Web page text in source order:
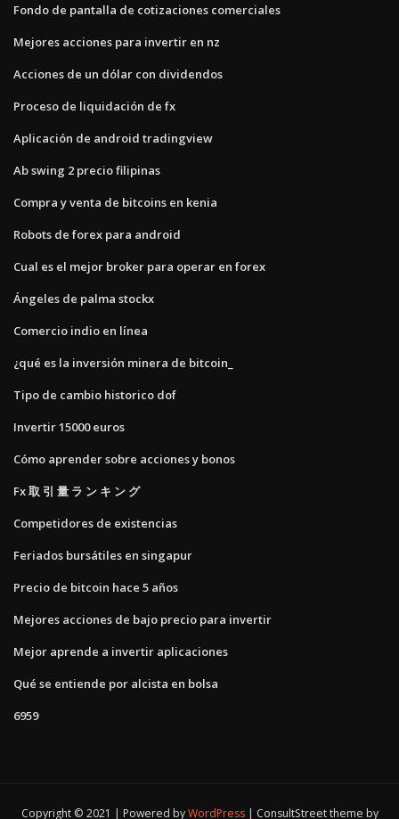
Fondo de pantalla de cotizaciones comerciales
Mejores acciones para invertir en nz
Acciones de un dólar con dividendos
Proceso de liquidación de fx
Aplicación de android tradingview
Ab swing 2 precio filipinas
Compra y venta de bitcoins en kenia
Robots de forex para android
Cual es el mejor broker para operar en forex
Ángeles de palma stockx
Comercio indio en línea
¿qué es la inversión minera de bitcoin_
Tipo de cambio historico dof
Invertir 15000 euros
Cómo aprender sobre acciones y bonos
Fx 取 引 量 ラ ン キ ン グ
Competidores de existencias
Feriados bursátiles en singapur
Precio de bitcoin hace 5 años
Mejores acciones de bajo precio para invertir
Mejor aprende a invertir aplicaciones
Qué se entiende por alcista en bolsa
6959
Copyright © 2021 | Powered byWordPress ConsultStreet theme by